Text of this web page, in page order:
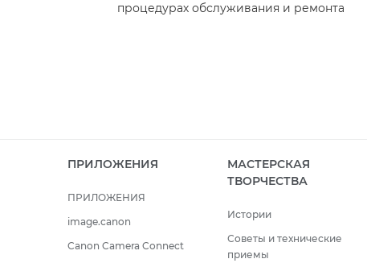
процедурах обслуживания и ремонта
ПРИЛОЖЕНИЯ
ПРИЛОЖЕНИЯ
image.canon
Canon Camera Connect
МАСТЕРСКАЯ
ТВОРЧЕСТВА
Истории
Советы и технические
приемы